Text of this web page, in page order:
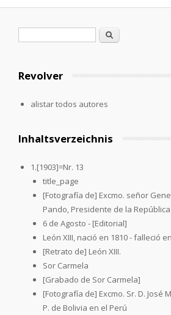
Formulario de búsqueda
Buscar
Revolver
alistar todos autores
Inhaltsverzeichnis
1.[1903]=Nr. 13
title_page
[Fotografía de] Excmo. señor
Pando, Presidente de la
6 de Agosto - [Editorial]
León XIII, nació en 1810 - falleció
[Retrato de] León XIII.
Sor Carmela
[Grabado de Sor Carmela]
[Fotografía de] Excmo. Sr. D. José
P. de Bolivia en el Perú